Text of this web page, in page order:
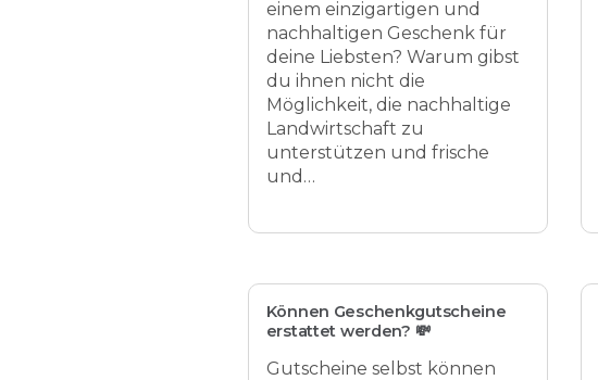
einem einzigartigen und
nachhaltigen Geschenk für
deine Liebsten? Warum gibst
du ihnen nicht die
Möglichkeit, die nachhaltige
Landwirtschaft zu
unterstützen und frische
und…
Können Geschenkgutscheine
erstattet werden? 💸
Gutscheine selbst können